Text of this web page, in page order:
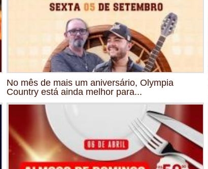
No mês de mais um aniversário, Olympia
Country está ainda melhor para...